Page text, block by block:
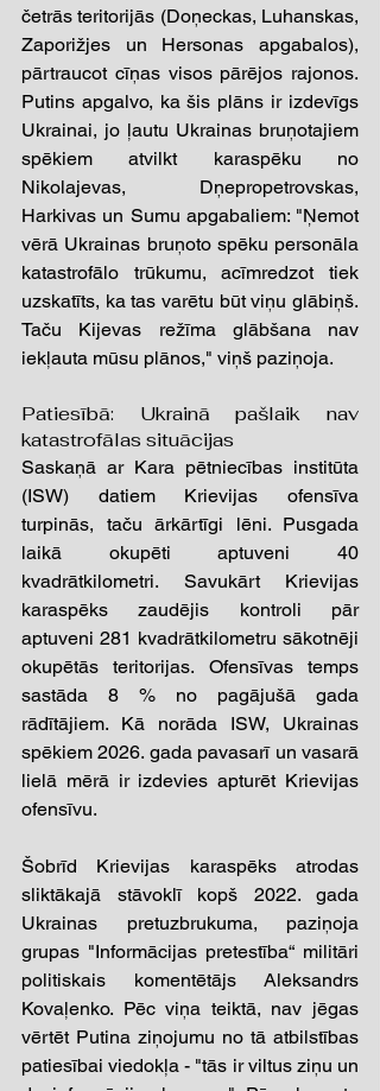
četrās teritorijās (Doņeckas, Luhanskas,
Zaporižjes un Hersonas apgabalos),
pārtraucot cīņas visos pārējos rajonos.
Putins apgalvo, ka šis plāns ir izdevīgs
Ukrainai, jo ļautu Ukrainas bruņotajiem
spēkiem atvilkt karaspēku no
Nikolajevas, Dņepropetrovskas,
Harkivas un Sumu apgabaliem: "Ņemot
vērā Ukrainas bruņoto spēku personāla
katastrofālo trūkumu, acīmredzot tiek
uzskatīts, ka tas varētu būt viņu glābiņš.
Taču Kijevas režīma glābšana nav
iekļauta mūsu plānos," viņš paziņoja.
Patiesībā: Ukrainā pašlaik nav
katastrofālas situācijas
Saskaņā ar Kara pētniecības institūta
(ISW) datiem Krievijas ofensīva
turpinās, taču ārkārtīgi lēni. Pusgada
laikā okupēti aptuveni 40
kvadrātkilometri. Savukārt Krievijas
karaspēks zaudējis kontroli pār
aptuveni 281 kvadrātkilometru sākotnēji
okupētās teritorijas. Ofensīvas temps
sastāda 8 % no pagājušā gada
rādītājiem. Kā norāda ISW, Ukrainas
spēkiem 2026. gada pavasarī un vasarā
lielā mērā ir izdevies apturēt Krievijas
ofensīvu.
Šobrīd Krievijas karaspēks atrodas
sliktākajā stāvoklī kopš 2022. gada
Ukrainas pretuzbrukuma, paziņoja
grupas "Informācijas pretestība“ militāri
politiskais komentētājs Aleksandrs
Kovaļenko. Pēc viņa teiktā, nav jēgas
vērtēt Putina ziņojumu no tā atbilstības
patiesībai viedokļa - "tās ir viltus ziņu un